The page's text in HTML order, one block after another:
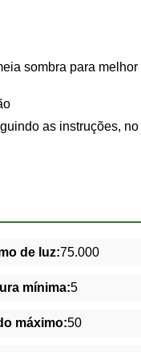
sombra para melhor
as instruções, no
de luz:75.000
mínima:5
máximo:50